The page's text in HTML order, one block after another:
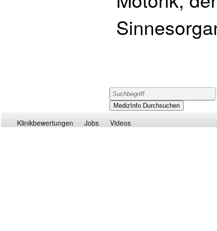
Klinikbewertungen Jobs Videos